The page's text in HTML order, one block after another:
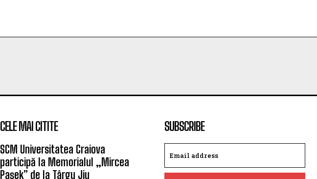
CELE MAI CITITE
SCM Universitatea Craiova
participă la Memorialul „Mircea
Pașek” de la Târgu Jiu
SUBSCRIBE